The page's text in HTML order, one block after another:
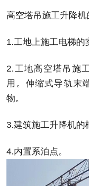
高空塔吊施工升降机
1.工地上施工电梯的
2.工地高空塔吊施
用。伸缩式导轨末
物。
3.建筑施工升降机的
4.内置系泊点。